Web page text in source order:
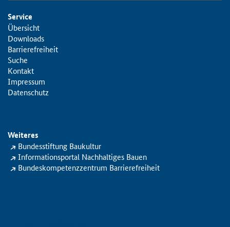
Service
Übersicht
Downloads
Barrierefreiheit
Suche
Kontakt
Impressum
Datenschutz
Weiteres
Bundesstiftung Baukultur
Informationsportal Nachhaltiges Bauen
Bundeskompetenzzentrum Barrierefreiheit